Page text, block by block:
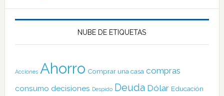
NUBE DE ETIQUETAS
Acciones Ahorro Comprar una casa compras
consumo decisiones Despido Deuda Dólar Educación